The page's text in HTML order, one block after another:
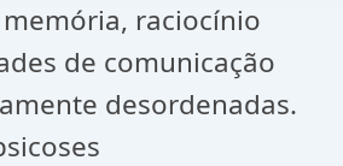
raciocínio
de comunicação
desordenadas.